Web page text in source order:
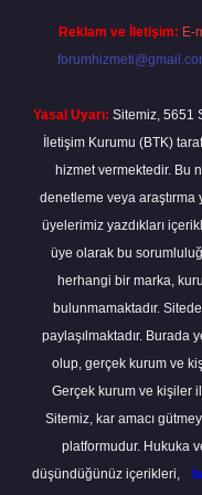
Reklam ve İletişim: E-
Yasal Uyarı: Sitemiz, 5651
İletişim Kurumu (BTK)
hizmet vermektedir. Bu
denetleme veya araştırma
üyelerimiz yazdıkları
üye olarak bu
herhangi bir marka,
bulunmamaktadır.
paylaşılmaktadır. Burada
olup, gerçek kurum ve
Gerçek kurum ve kişiler
Sitemiz, kar amacı
platformudur. Hukuka
düşündüğünüz içerikleri,